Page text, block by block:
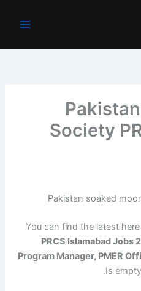
Society
Pakistan soaked
You can find the latest here
PRCS Islamabad Jobs
Program Manager, PMER
Is